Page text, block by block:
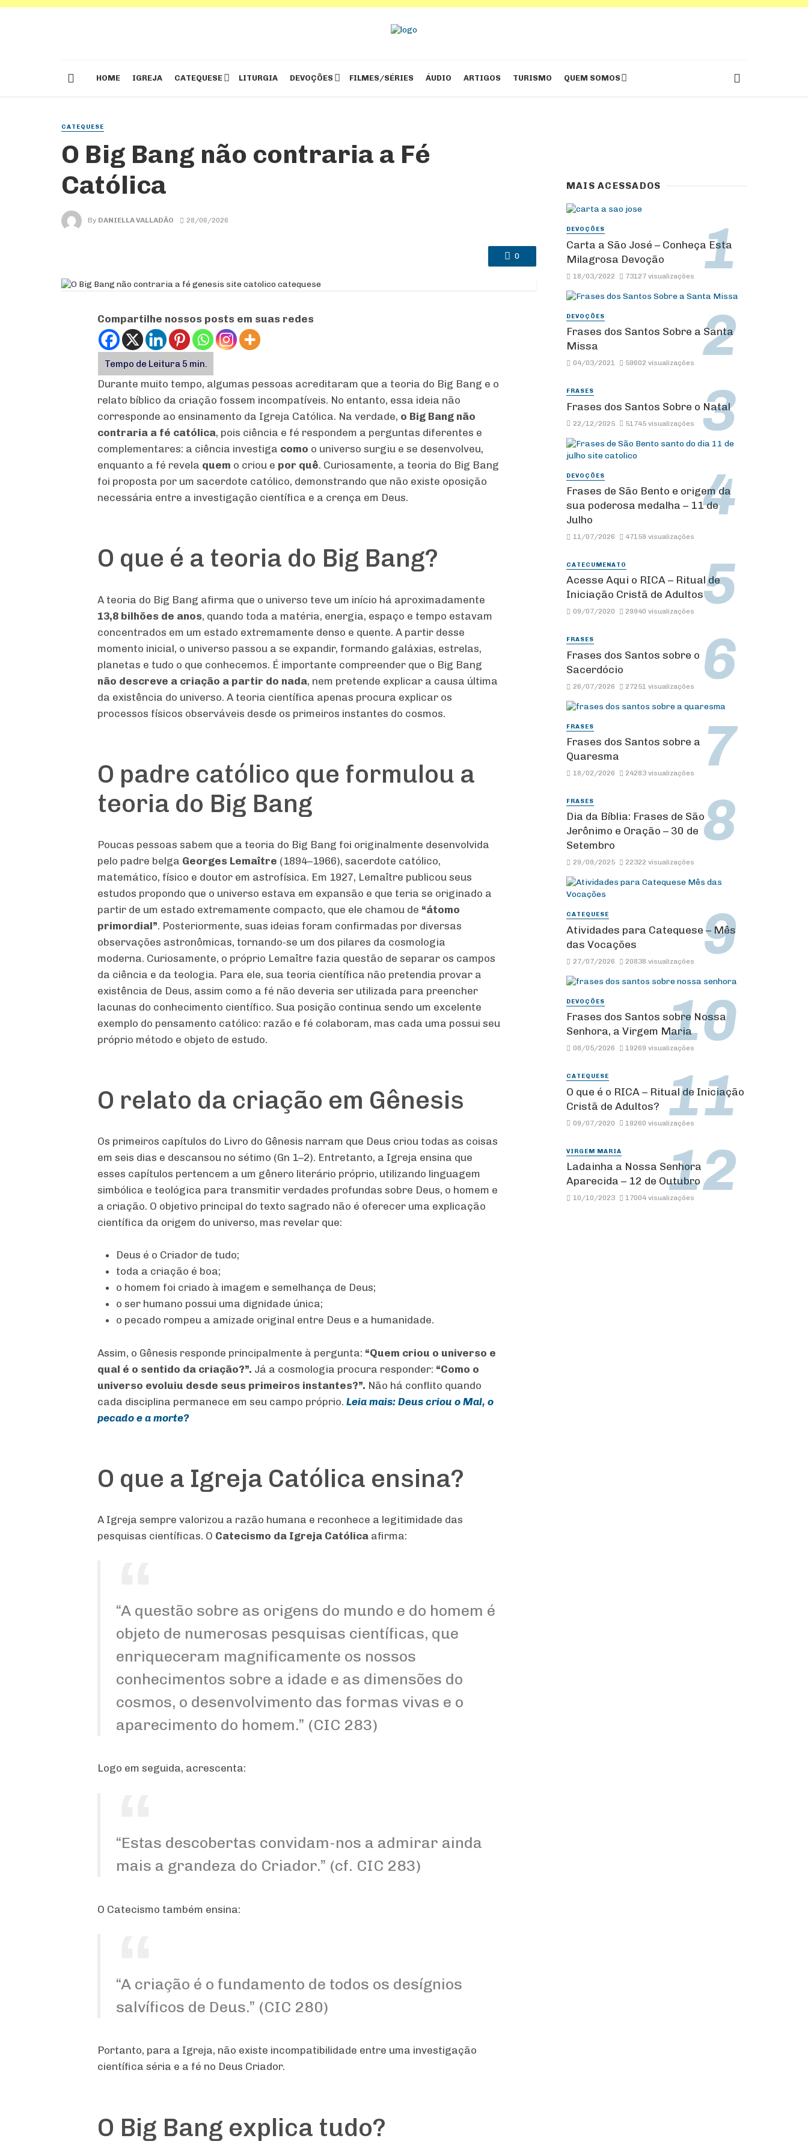
HOME IGREJA CATEQUESE LITURGIA DEVOÇÕES FILMES/SÉRIES ÁUDIO ARTIGOS TURISMO QUEM SOMOS
CATEQUESE
O Big Bang não contraria a Fé
Católica
By DANIELLA VALLADÃO 28/06/2026
0
Compartilhe nossos posts em suas redes
Durante muito tempo, algumas pessoas acreditaram que a teoria do Big Bang e o
relato bíblico da criação fossem incompatíveis. No entanto, essa ideia não
corresponde ao ensinamento da Igreja Católica. Na verdade, o Big Bang não
contraria a fé católica, pois ciência e fé respondem a perguntas diferentes e
complementares: a ciência investiga como o universo surgiu e se desenvolveu,
enquanto a fé revela quem o criou e por quê. Curiosamente, a teoria do Big Bang
foi proposta por um sacerdote católico, demonstrando que não existe oposição
necessária entre a investigação científica e a crença em Deus.
O que é a teoria do Big Bang?
A teoria do Big Bang afirma que o universo teve um início há aproximadamente
13,8 bilhões de anos, quando toda a matéria, energia, espaço e tempo estavam
concentrados em um estado extremamente denso e quente. A partir desse
momento inicial, o universo passou a se expandir, formando galáxias, estrelas,
planetas e tudo o que conhecemos. É importante compreender que o Big Bang
não descreve a criação a partir do nada, nem pretende explicar a causa última
da existência do universo. A teoria científica apenas procura explicar os
processos físicos observáveis desde os primeiros instantes do cosmos.
O padre católico que formulou a
teoria do Big Bang
Poucas pessoas sabem que a teoria do Big Bang foi originalmente desenvolvida
pelo padre belga Georges Lemaître (1894–1966), sacerdote católico,
matemático, físico e doutor em astrofísica. Em 1927, Lemaître publicou seus
estudos propondo que o universo estava em expansão e que teria se originado a
partir de um estado extremamente compacto, que ele chamou de “átomo
primordial”. Posteriormente, suas ideias foram confirmadas por diversas
observações astronômicas, tornando-se um dos pilares da cosmologia
moderna. Curiosamente, o próprio Lemaître fazia questão de separar os campos
da ciência e da teologia. Para ele, sua teoria científica não pretendia provar a
existência de Deus, assim como a fé não deveria ser utilizada para preencher
lacunas do conhecimento científico. Sua posição continua sendo um excelente
exemplo do pensamento católico: razão e fé colaboram, mas cada uma possui seu
próprio método e objeto de estudo.
O relato da criação em Gênesis
Os primeiros capítulos do Livro do Gênesis narram que Deus criou todas as coisas
em seis dias e descansou no sétimo (Gn 1–2). Entretanto, a Igreja ensina que
esses capítulos pertencem a um gênero literário próprio, utilizando linguagem
simbólica e teológica para transmitir verdades profundas sobre Deus, o homem e
a criação. O objetivo principal do texto sagrado não é oferecer uma explicação
científica da origem do universo, mas revelar que:
Deus é o Criador de tudo;
toda a criação é boa;
o homem foi criado à imagem e semelhança de Deus;
o ser humano possui uma dignidade única;
o pecado rompeu a amizade original entre Deus e a humanidade.
Assim, o Gênesis responde principalmente à pergunta: “Quem criou o universo e
qual é o sentido da criação?”. Já a cosmologia procura responder: “Como o
universo evoluiu desde seus primeiros instantes?”. Não há conflito quando
cada disciplina permanece em seu campo próprio. Leia mais: Deus criou o Mal, o
pecado e a morte?
O que a Igreja Católica ensina?
A Igreja sempre valorizou a razão humana e reconhece a legitimidade das
pesquisas científicas. O Catecismo da Igreja Católica afirma:
“A questão sobre as origens do mundo e do homem é
objeto de numerosas pesquisas científicas, que
enriqueceram magnificamente os nossos
conhecimentos sobre a idade e as dimensões do
cosmos, o desenvolvimento das formas vivas e o
aparecimento do homem.” (CIC 283)
Logo em seguida, acrescenta:
“Estas descobertas convidam-nos a admirar ainda
mais a grandeza do Criador.” (cf. CIC 283)
O Catecismo também ensina:
“A criação é o fundamento de todos os desígnios
salvíficos de Deus.” (CIC 280)
Portanto, para a Igreja, não existe incompatibilidade entre uma investigação
científica séria e a fé no Deus Criador.
O Big Bang explica tudo?
MAIS ACESSADOS
DEVOÇÕES
Carta a São José – Conheça Esta
Milagrosa Devoção
18/03/2022 73127 visualizações
DEVOÇÕES
Frases dos Santos Sobre a Santa
Missa
04/03/2021 59602 visualizações
FRASES
Frases dos Santos Sobre o Natal
22/12/2025 51745 visualizações
DEVOÇÕES
Frases de São Bento e origem da
sua poderosa medalha – 11 de
Julho
11/07/2026 47159 visualizações
CATECUMENATO
Acesse Aqui o RICA – Ritual de
Iniciação Cristã de Adultos
09/07/2020 29940 visualizações
FRASES
Frases dos Santos sobre o
Sacerdócio
26/07/2026 27251 visualizações
FRASES
Frases dos Santos sobre a
Quaresma
18/02/2026 24283 visualizações
FRASES
Dia da Bíblia: Frases de São
Jerônimo e Oração – 30 de
Setembro
29/09/2025 22322 visualizações
CATEQUESE
Atividades para Catequese – Mês
das Vocações
27/07/2026 20838 visualizações
DEVOÇÕES
Frases dos Santos sobre Nossa
Senhora, a Virgem Maria
08/05/2026 19269 visualizações
CATEQUESE
O que é o RICA – Ritual de Iniciação
Cristã de Adultos?
09/07/2020 19260 visualizações
VIRGEM MARIA
Ladainha a Nossa Senhora
Aparecida – 12 de Outubro
10/10/2023 17004 visualizações